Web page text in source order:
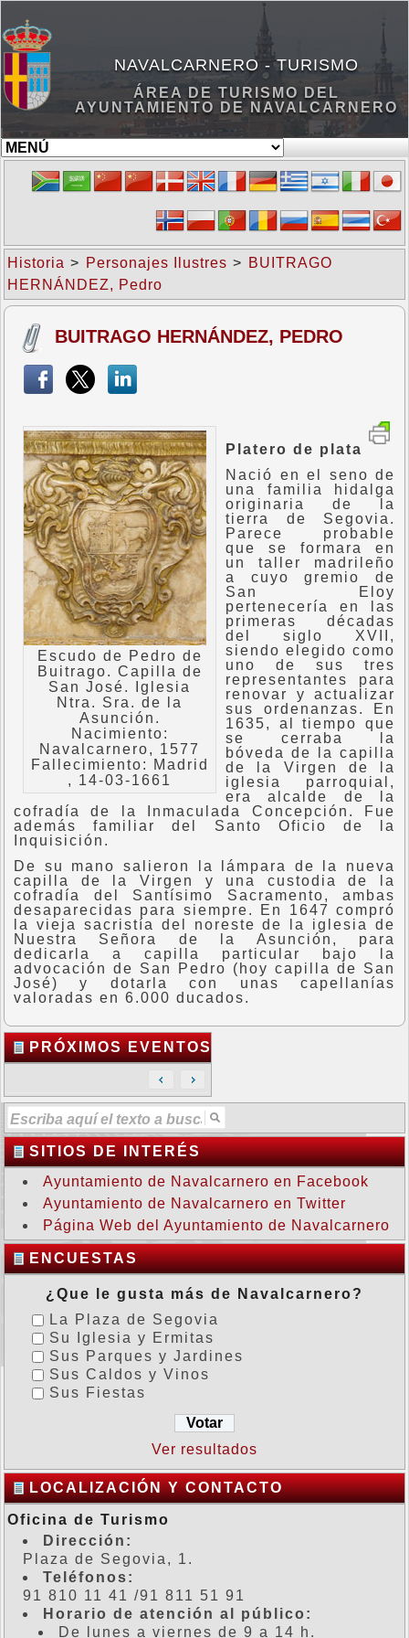
NAVALCARNERO - TURISMO
ÁREA DE TURISMO DEL
AYUNTAMIENTO DE NAVALCARNERO
Historia > Personajes Ilustres > BUITRAGO
HERNÁNDEZ, Pedro
BUITRAGO HERNÁNDEZ, PEDRO
Escudo de Pedro de
Buitrago. Capilla de
San José. Iglesia
Ntra. Sra. de la
Asunción.
Nacimiento:
Navalcarnero, 1577
Fallecimiento: Madrid
, 14-03-1661
Platero de plata
Nació en el seno de
una familia hidalga
originaria de la
tierra de Segovia.
Parece probable
que se formara en
un taller madrileño
a cuyo gremio de
San Eloy
pertenecería en las
primeras décadas
del siglo XVII,
siendo elegido como
uno de sus tres
representantes para
renovar y actualizar
sus ordenanzas. En
1635, al tiempo que
se cerraba la
bóveda de la capilla
de la Virgen de la
iglesia parroquial,
era alcalde de la
cofradía de la Inmaculada Concepción. Fue
además familiar del Santo Oficio de la
Inquisición.
De su mano salieron la lámpara de la nueva
capilla de la Virgen y una custodia de la
cofradía del Santísimo Sacramento, ambas
desaparecidas para siempre. En 1647 compró
la vieja sacristía del noreste de la iglesia de
Nuestra Señora de la Asunción, para
dedicarla a capilla particular bajo la
advocación de San Pedro (hoy capilla de San
José) y dotarla con unas capellanías
valoradas en 6.000 ducados.
PRÓXIMOS EVENTOS
SITIOS DE INTERÉS
Ayuntamiento de Navalcarnero en Facebook
Ayuntamiento de Navalcarnero en Twitter
Página Web del Ayuntamiento de Navalcarnero
ENCUESTAS
¿Que le gusta más de Navalcarnero?
La Plaza de Segovia
Su Iglesia y Ermitas
Sus Parques y Jardines
Sus Caldos y Vinos
Sus Fiestas
Ver resultados
LOCALIZACIÓN Y CONTACTO
Oficina de Turismo
Dirección:
Plaza de Segovia, 1.
Teléfonos:
91 810 11 41 /91 811 51 91
Horario de atención al público:
De lunes a viernes de 9 a 14 h.